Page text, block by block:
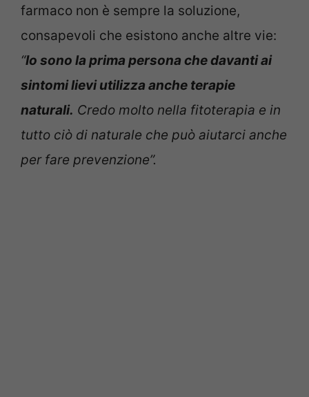
farmaco non è sempre la soluzione,
consapevoli che esistono anche altre vie:
“Io sono la prima persona che davanti ai
sintomi lievi utilizza anche terapie
naturali. Credo molto nella fitoterapia e in
tutto ciò di naturale che può aiutarci anche
per fare prevenzione”.